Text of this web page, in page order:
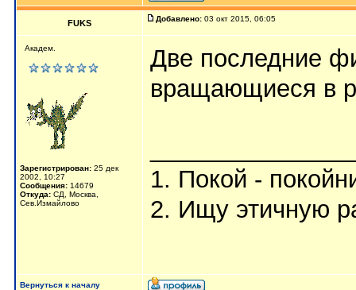
FUKS Добавлено: 03 окт 2015, 06:05
Академ.
Зарегистрирован: 25 дек
2002, 10:27
Сообщения: 14679
Откуда: СД, Москва,
Сев.Измайлово
Две последние
вращающиеся в
1. Покой -
2. Ищу этичную
Вернуться к началу